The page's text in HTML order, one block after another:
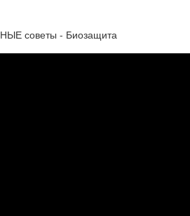
советы - Биозащита